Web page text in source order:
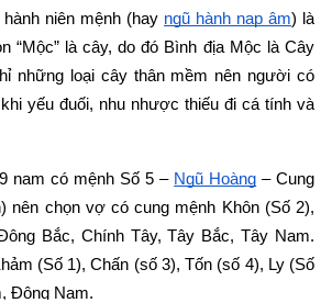
niên mệnh (hay ngũ hành nạp âm) là
“Mộc” là cây, do đó Bình địa Mộc là Cây
những loại cây thân mềm nên người có
yếu đuối, nhu nhược thiếu đi cá tính và
nam có mệnh Số 5 – Ngũ Hoàng – Cung
nên chọn vợ có cung mệnh Khôn (Số 2),
Bắc, Chính Tây, Tây Bắc, Tây Nam.
(Số 1), Chấn (số 3), Tốn (số 4), Ly (Số
Đông Nam.